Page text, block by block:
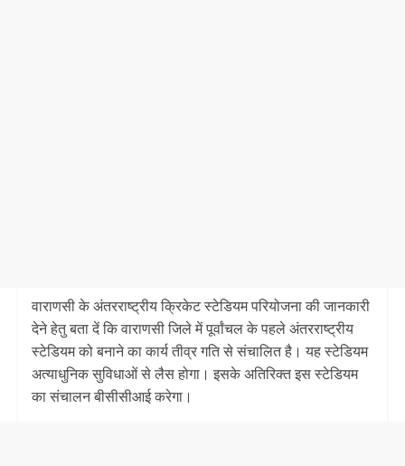
वाराणसी के अंतरराष्ट्रीय क्रिकेट स्टेडियम परियोजना की जानकारी
देने हेतु बता दें कि वाराणसी जिले में पूर्वांचल के पहले अंतरराष्ट्रीय
स्टेडियम को बनाने का कार्य तीव्र गति से संचालित है। यह स्टेडियम
अत्याधुनिक सुविधाओं से लैस होगा। इसके अतिरिक्त इस स्टेडियम
का संचालन बीसीसीआई करेगा।